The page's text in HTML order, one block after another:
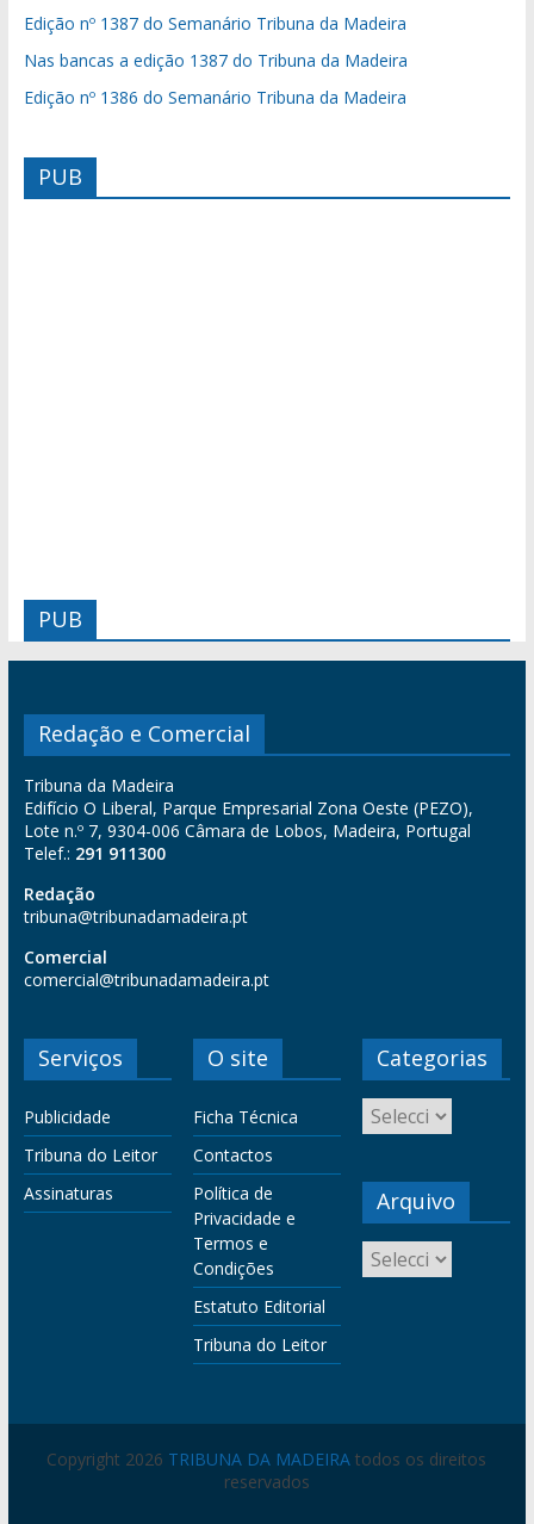
Edição nº 1387 do Semanário Tribuna da Madeira
Nas bancas a edição 1387 do Tribuna da Madeira
Edição nº 1386 do Semanário Tribuna da Madeira
PUB
PUB
Redação e Comercial
Tribuna da Madeira
Edifício O Liberal, Parque Empresarial Zona Oeste (PEZO),
Lote n.º 7, 9304-006 Câmara de Lobos, Madeira, Portugal
Telef.: 291 911300
Redação
tribuna@tribunadamadeira.pt
Comercial
comercial@tribunadamadeira.pt
Serviços
Publicidade
Tribuna do Leitor
Assinaturas
O site
Ficha Técnica
Contactos
Política de
Privacidade e
Termos e
Condições
Estatuto Editorial
Tribuna do Leitor
Categorias
Arquivo
Copyright 2026 TRIBUNA DA MADEIRA todos os direitos
reservados